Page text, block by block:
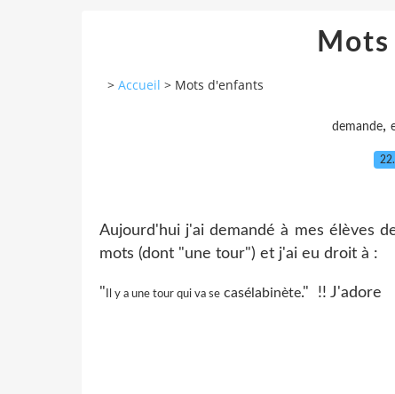
> Accueil > Mots d'enfants
demande,
Aujourd'hui j'ai demandé à mes élèves
mots (dont "une tour") et j'ai eu droit à :
" Il y a une tour qui va se casélabinète." !! J'adore